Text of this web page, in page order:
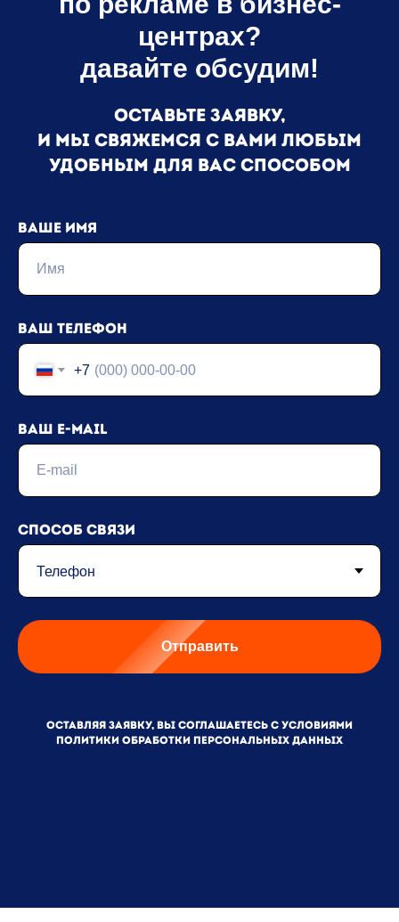
центрах?
давайте обсудим!
Оставьте заявку,
и мы свяжемся с вами любым
удобным для вас способом
Ваше имя
Ваш телефон
+7
Ваш e-mail
Способ связи
Отправить
Оставляя заявку, вы соглашаетесь с условиями
Политики обработки персональных данных